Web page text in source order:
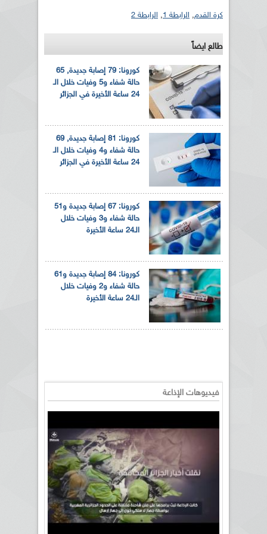
كرة القدم, الرابطة 1 , الرابطة 2
طالع ايضاً
كورونا: 79 إصابة جديدة, 65
حالة شفاء و5 وفيات خلال الـ
24 ساعة الأخيرة في الجزائر
كورونا: 81 إصابة جديدة, 69
حالة شفاء و4 وفيات خلال الـ
24 ساعة الأخيرة في الجزائر
كورونا: 67 إصابة جديدة و51
حالة شفاء و3 وفيات خلال
الـ24 ساعة الأخيرة
كورونا: 84 إصابة جديدة و61
حالة شفاء و2 وفيات خلال
الـ24 ساعة الأخيرة
فيديوهات الإذاعة